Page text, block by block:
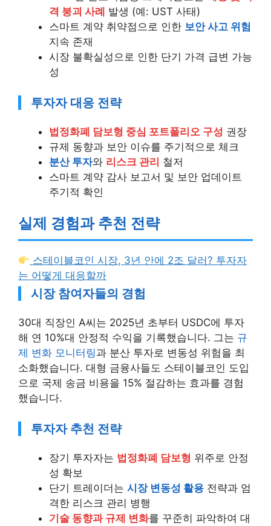
격 붕괴 사례
발생 (예: UST 사태)
스마트 계약 취약점으로 인한 보안 사고 위험
지속 존재
시장 불확실성으로 인한 단기 가격 급변 가능
성
투자자 대응 전략
법정화폐 담보형 중심 포트폴리오 구성 권장
규제 동향과 보안 이슈를 주기적으로 체크
분산 투자와 리스크 관리 철저
스마트 계약 감사 보고서 및 보안 업데이트
주기적 확인
실제 경험과 추천 전략
스테이블코인 시장, 3년 안에 2조 달러? 투자자
는 어떻게 대응할까
시장 참여자들의 경험
30대 직장인 A씨는 2025년 초부터 USDC에 투자
해 연 10%대 안정적 수익을 기록했습니다. 그는 규
제 변화 모니터링과 분산 투자로 변동성 위험을 최
소화했습니다. 대형 금융사들도 스테이블코인 도입
으로 국제 송금 비용을 15% 절감하는 효과를 경험
했습니다.
투자자 추천 전략
장기 투자자는 법정화폐 담보형 위주로 안정
성 확보
단기 트레이더는 시장 변동성 활용 전략과 엄
격한 리스크 관리 병행
기술 동향과 규제 변화를 꾸준히 파악하여 대